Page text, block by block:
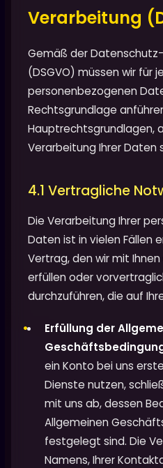
Verarbeitung
Gemäß der
(DSGVO) müssen wir für
personenbezogenen
Rechtsgrundlage
Hauptrechtsgrundlagen,
Verarbeitung Ihrer Daten
4.1 Vertragliche
Die Verarbeitung Ihrer
Daten ist in vielen Fällen
Vertrag, den wir mit
erfüllen oder
durchzuführen, die auf
Erfüllung der
ein Konto bei uns
Dienste nutzen,
mit uns ab, dessen
Allgemeinen
festgelegt sind. Die
Namens, Ihrer